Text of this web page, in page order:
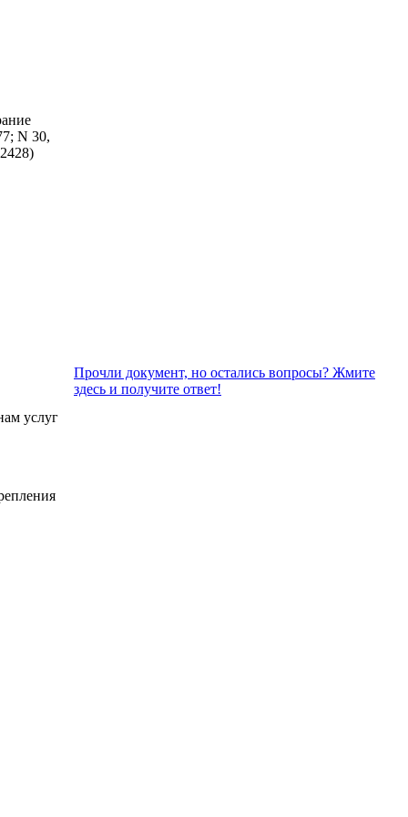
N 30,
услуг
Прочли документ, но остались вопросы? Жмите
здесь и получите ответ!